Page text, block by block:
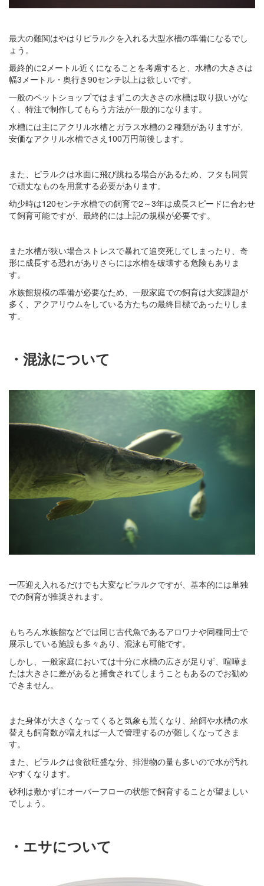
最大の難関はやはりピラルクを入れる大型水槽の準備になるでし
ょう。
最終的に2メートル近くになることを考慮すると、水槽の大きさは
幅3メートル・奥行き90センチ以上は欲しいです。
一般のペットショップではまずこの大きさの水槽は取り扱いがな
く、特注で制作してもらう方法が一般的になります。
水槽には主にアクリル水槽とガラス水槽の２種類がありますが、
安価なアクリル水槽でさえ100万円前後します。
また、ピラルクは水面に飛び跳ねる場合があるため、フタも同質
で頑丈なものを用意する必要があります。
幼少時は120センチ水槽での飼育で2～3年は成長スピードに合わせ
て飼育可能ですが、最終的には上記の規模が必要です。
また水槽が狭い場合ストレスで暴れて追突死してしまったり、奇
形に成長する恐れがありさらには水槽を破壊する危険もありま
す。
水族館規模の準備が必要なため、一般家庭での飼育は大変課題が
多く、アクアリウムをしている方たちの最終目標であったりしま
す。
・混泳について
一匹迎え入れるだけでも大変なピラルクですが、基本的には単独
での飼育が推奨されます。
もちろん水族館などでは同じ古代魚であるアロワナや同種同士で
展示している施設も多々あり、混泳も可能です。
しかし、一般家庭においては十分に水槽の広さが足りず、喧嘩ま
たは大きさに差があると捕食されてしまうこともあるのでお勧め
できません。
また身体が大きくなってくると気象も荒くなり、給餌や水槽の水
替えも飼育数が増えれば一人で管理するのが難しくなってきま
す。
また、ピラルクは食欲旺盛な分、排泄物の量も多いので水が汚れ
やすくなります。
砂利は敷かずにオーバーフローの状態で飼育することが望ましい
でしょう。
・エサについて